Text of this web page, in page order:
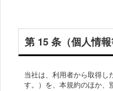
第 15 条（個人情報
当社は、利⽤者から取得し
す。）を、本規約のほか、